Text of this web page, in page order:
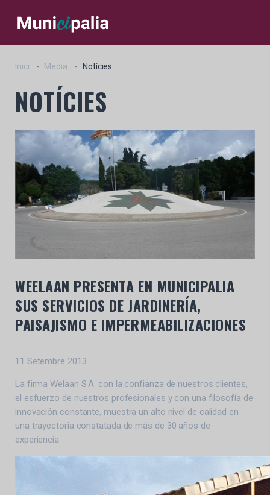
Inici Media Notícies
NOTÍCIES
WEELAAN PRESENTA EN MUNICIPALIA
SUS SERVICIOS DE JARDINERÍA,
PAISAJISMO E IMPERMEABILIZACIONES
11 Setembre 2013
La firma Welaan S.A. con la confianza de nuestros clientes,
el esfuerzo de nuestros profesionales y con una filosofía de
innovación constante, muestra un alto nivel de calidad en
una trayectoria constatada de más de 30 años de
experiencia.